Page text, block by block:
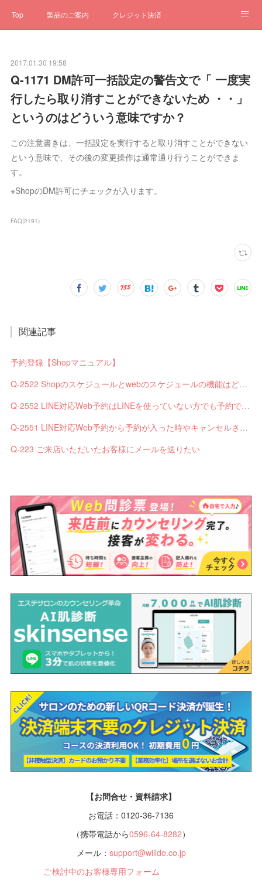
Top 製品のご案内 クレジット決済
2017.01.30 19:58
Q-1171 DM許可一括設定の警告文で「 一度実
行したら取り消すことができないため ・・」
というのはどういう意味ですか？
この注意書きは、一括設定を実行すると取り消すことができない
という意味で、その後の変更操作は通常通り行うことができま
す。
※ShopのDM許可にチェックが入ります。
FAQ(2191)
関連記事
予約登録【Shopマニュアル】
Q-2522 Shopのスケジュールとwebのスケジュールの機能はどう違いますか？
Q-2552 LINE対応Web予約はLINEを使っていない方でも予約できますか？
Q-2551 LINE対応Web予約から予約が入った時やキャンセルされた時、サロンやお客様へは通知されますか？
Q-223 ご来店いただいたお客様にメールを送りたい
【お問合せ・資料請求】
お電話：0120-36-7136
（携帯電話から0596-64-8282）
メール： support@willdo.co.jp
ご検討中のお客様専用フォーム